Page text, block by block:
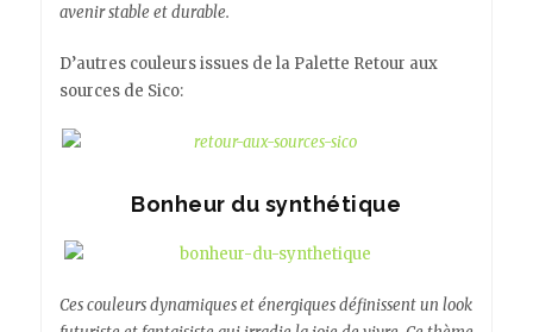
avenir stable et durable.
D’autres couleurs issues de la Palette Retour aux
sources de Sico:
Bonheur du synthétique
Ces couleurs dynamiques et énergiques définissent un look